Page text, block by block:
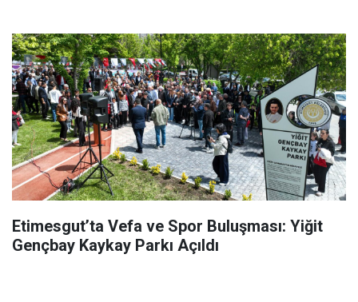
Etimesgut’ta Vefa ve Spor Buluşması: Yiğit
Gençbay Kaykay Parkı Açıldı